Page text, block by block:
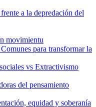
a la depredación del
movimientu
para transformar la
vs Extractivismo
del pensamiento
equidad y soberanía